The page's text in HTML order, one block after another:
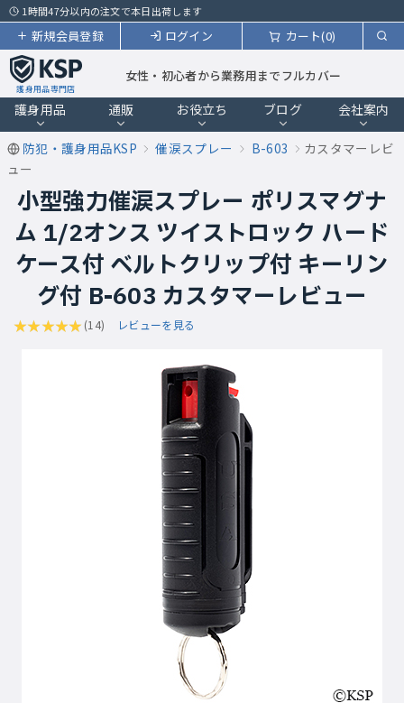
1時間47分以内の注文で本日出荷します
カート(0)
ログイン
新規会員登録
護身用品専門店
女性・初心者から業務用までフルカバー
護身用品 通販 お役立ち ブログ 会社案内
防犯・護身用品KSP 催涙スプレー B-603
カスタマーレビ
ュー
小型強力催涙スプレー ポリスマグナ
ム 1/2オンス ツイストロック ハード
ケース付 ベルトクリップ付 キーリン
グ付 B-603 カスタマーレビュー
(14) レビューを見る